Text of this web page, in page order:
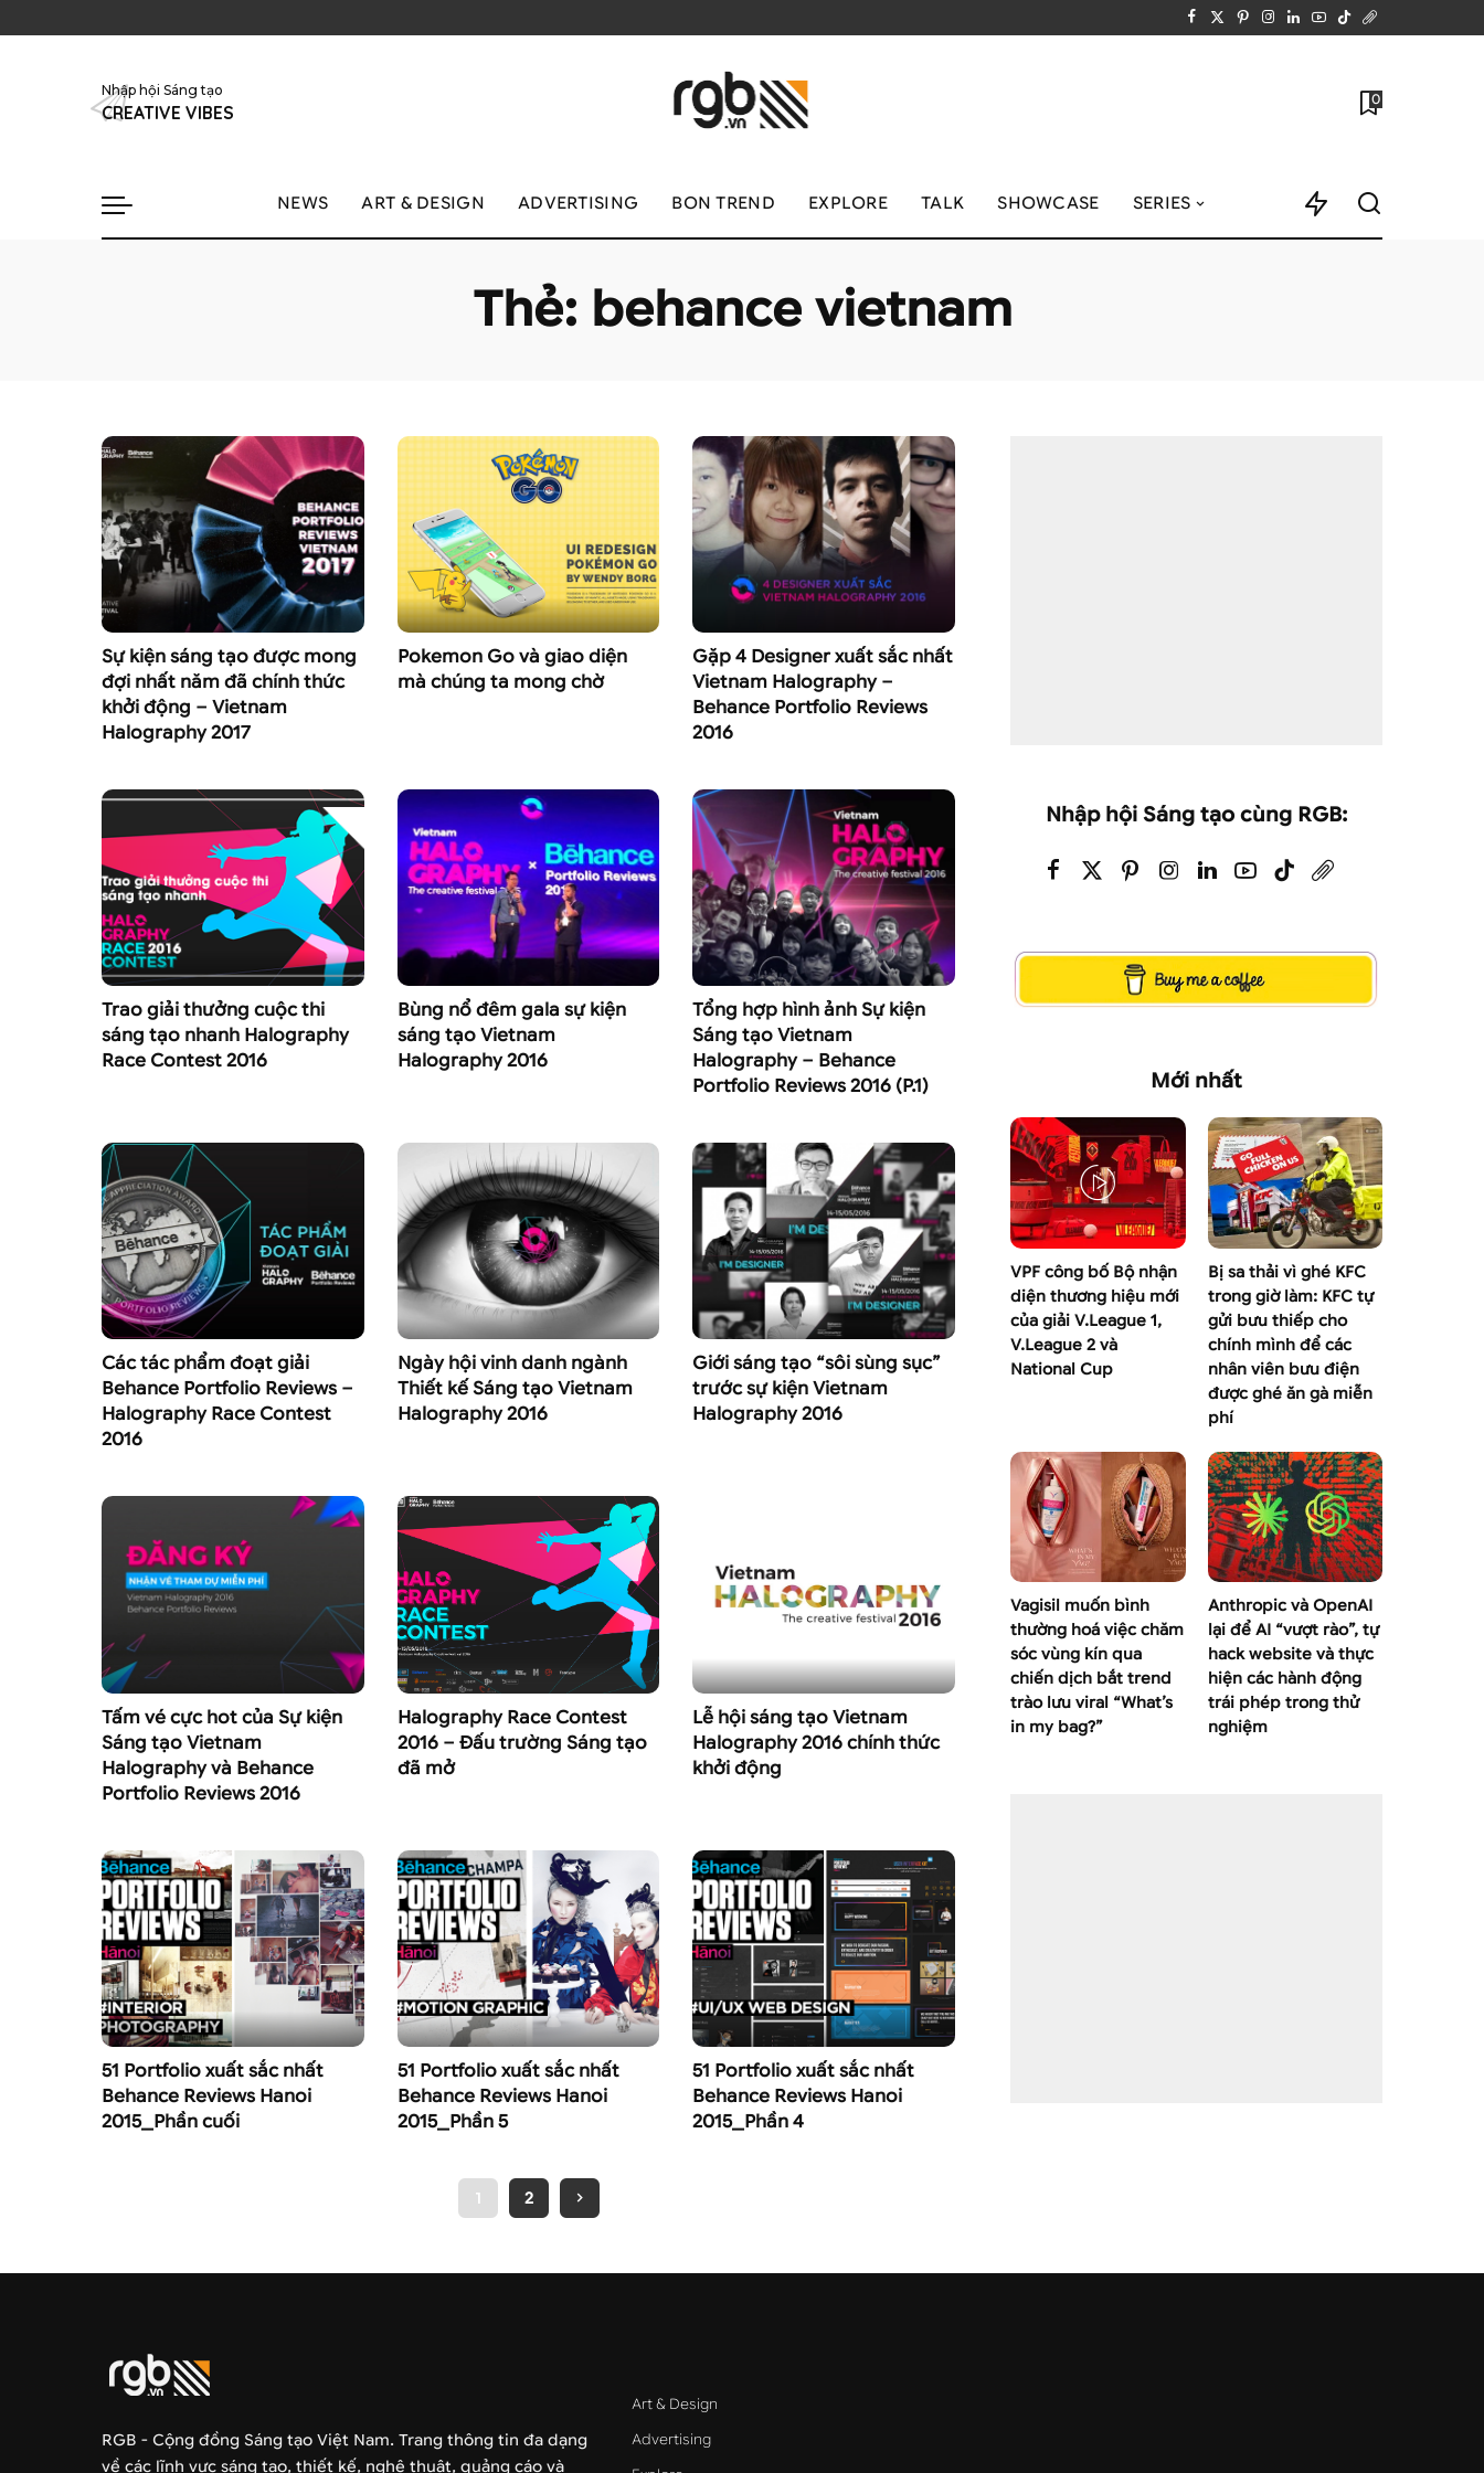
Nhập hội Sáng tạo
CREATIVE VIBES
0
NEWS ART & DESIGN ADVERTISING BON TREND EXPLORE TALK SHOWCASE SERIES
Thẻ: behance vietnam
Sự kiện sáng tạo được mong
đợi nhất năm đã chính thức
khởi động – Vietnam
Halography 2017
Pokemon Go và giao diện
mà chúng ta mong chờ
Gặp 4 Designer xuất sắc nhất
Vietnam Halography –
Behance Portfolio Reviews
2016
Trao giải thưởng cuộc thi
sáng tạo nhanh Halography
Race Contest 2016
Bùng nổ đêm gala sự kiện
sáng tạo Vietnam
Halography 2016
Tổng hợp hình ảnh Sự kiện
Sáng tạo Vietnam
Halography – Behance
Portfolio Reviews 2016 (P.1)
Các tác phẩm đoạt giải
Behance Portfolio Reviews –
Halography Race Contest
2016
Ngày hội vinh danh ngành
Thiết kế Sáng tạo Vietnam
Halography 2016
Giới sáng tạo “sôi sùng sục”
trước sự kiện Vietnam
Halography 2016
Tấm vé cực hot của Sự kiện
Sáng tạo Vietnam
Halography và Behance
Portfolio Reviews 2016
Halography Race Contest
2016 – Đấu trường Sáng tạo
đã mở
Lễ hội sáng tạo Vietnam
Halography 2016 chính thức
khởi động
51 Portfolio xuất sắc nhất
Behance Reviews Hanoi
2015_Phần cuối
51 Portfolio xuất sắc nhất
Behance Reviews Hanoi
2015_Phần 5
51 Portfolio xuất sắc nhất
Behance Reviews Hanoi
2015_Phần 4
1 2
Nhập hội Sáng tạo cùng RGB:
Mới nhất
VPF công bố Bộ nhận
diện thương hiệu mới
của giải V.League 1,
V.League 2 và
National Cup
Bị sa thải vì ghé KFC
trong giờ làm: KFC tự
gửi bưu thiếp cho
chính mình để các
nhân viên bưu điện
được ghé ăn gà miễn
phí
Vagisil muốn bình
thường hoá việc chăm
sóc vùng kín qua
chiến dịch bắt trend
trào lưu viral “What’s
in my bag?”
Anthropic và OpenAI
lại để AI “vượt rào”, tự
hack website và thực
hiện các hành động
trái phép trong thử
nghiệm
RGB - Cộng đồng Sáng tạo Việt Nam. Trang thông tin đa dạng
về các lĩnh vực sáng tạo, thiết kế, nghệ thuật, quảng cáo và
Art & Design
Advertising